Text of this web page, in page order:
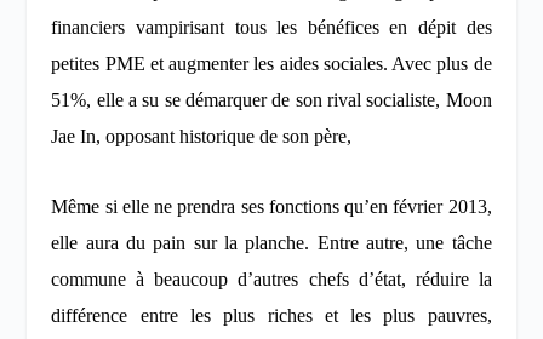
financiers vampirisant tous les bénéfices en dépit des
petites PME et augmenter les aides sociales. Avec plus de
51%, elle a su se démarquer de son rival socialiste, Moon
Jae In, opposant historique de son père,
Même si elle ne prendra ses fonctions qu’en février 2013,
elle aura du pain sur la planche. Entre autre, une tâche
commune à beaucoup d’autres chefs d’état, réduire la
différence entre les plus riches et les plus pauvres,